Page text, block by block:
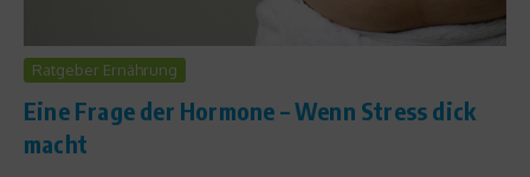
Ratgeber Ernährung
Eine Frage der Hormone – Wenn Stress dick
macht